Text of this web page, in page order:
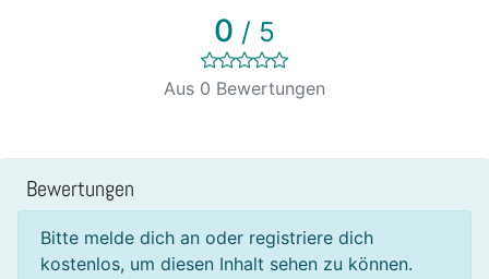
0 / 5
Aus 0 Bewertungen
Bewertungen
Bitte melde dich an oder registriere dich
kostenlos, um diesen Inhalt sehen zu können.